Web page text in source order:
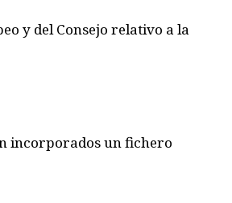
y del Consejo relativo a la
incorporados un fichero